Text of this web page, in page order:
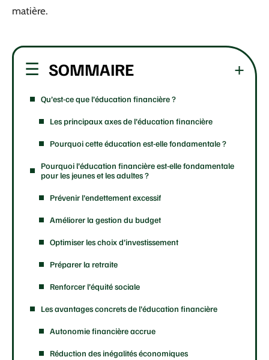
matière.
SOMMAIRE
Qu’est-ce que l’éducation financière ?
Les principaux axes de l’éducation financière
Pourquoi cette éducation est-elle fondamentale ?
Pourquoi l’éducation financière est-elle fondamentale
pour les jeunes et les adultes ?
Prévenir l’endettement excessif
Améliorer la gestion du budget
Optimiser les choix d’investissement
Préparer la retraite
Renforcer l’équité sociale
Les avantages concrets de l’éducation financière
Autonomie financière accrue
Réduction des inégalités économiques